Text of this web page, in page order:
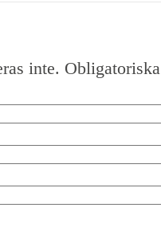
inte.